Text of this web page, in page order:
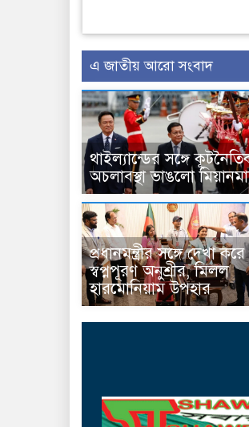
এ জাতীয় আরো সংবাদ
থাইল্যান্ডের সঙ্গে
অচলাবস্থা ভাঙলো
প্রধানমন্ত্রীর সঙ্গে দেখা করে
স্বপ্নপূরণ অনুশ্রীর, মিলল
হারমোনিয়াম উপহার